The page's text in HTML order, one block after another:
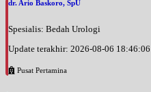
dr. Ario Baskoro, SpU
Spesialis: Bedah Urologi
Update terakhir: 2026-08-06 18:46:06
Pusat Pertamina